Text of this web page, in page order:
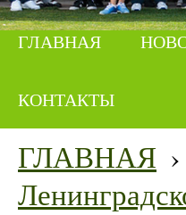
ГЛАВНАЯ
КОНТАКТЫ
ГЛАВНАЯ ›